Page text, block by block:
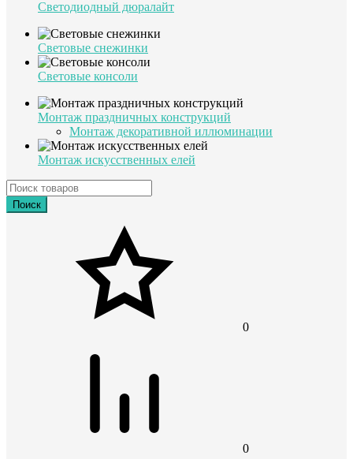
Светодиодный дюралайт
Световые снежинки
Световые консоли
Монтаж праздничных конструкций
Монтаж декоративной иллюминации
Монтаж искусственных елей
Поиск
0
0